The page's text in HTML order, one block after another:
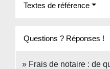
Textes de référence
Questions ? Réponses !
Frais de notaire : de